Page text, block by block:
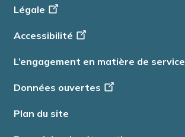
Footer
Info
Légale
Accessibilité
L’engagement en matière de service
Données ouvertes
Plan du site